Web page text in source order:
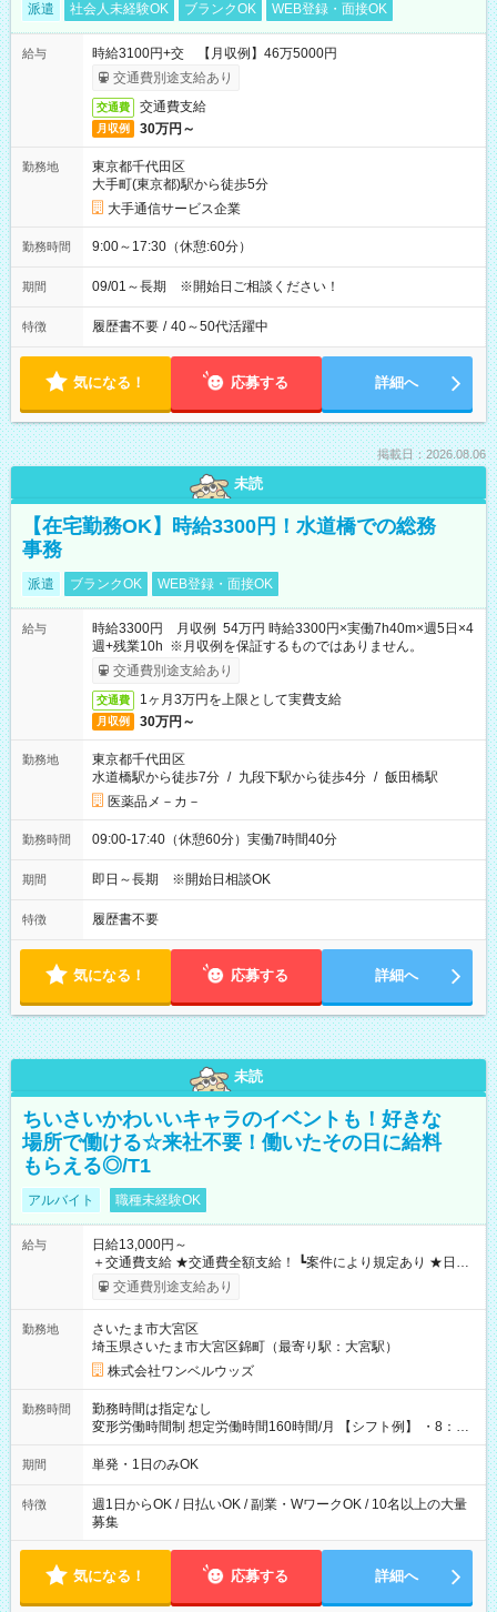
派遣 社会人未経験OK ブランクOK WEB登録・面接OK
給与
時給3100円+交 【月収例】46万5000円
交通費別途支給あり
交通費 交通費支給
月収例 30万円～
勤務地
東京都千代田区
大手町(東京都)駅から徒歩5分
大手通信サービス企業
勤務時間 9:00～17:30（休憩:60分）
期間 09/01～長期 ※開始日ご相談ください！
特徴 履歴書不要 / 40～50代活躍中
気になる！ 応募する 詳細へ
掲載日：2026.08.06
未読
【在宅勤務OK】時給3300円！水道橋での総務
事務
派遣 ブランクOK WEB登録・面接OK
給与
時給3300円 月収例 54万円 時給3300円×実働7h40m×週5日×4
週+残業10h ※月収例を保証するものではありません。
交通費別途支給あり
交通費 1ヶ月3万円を上限として実費支給
月収例 30万円～
勤務地
東京都千代田区
水道橋駅から徒歩7分 / 九段下駅から徒歩4分 / 飯田橋駅
医薬品メ－カ－
勤務時間 09:00-17:40（休憩60分）実働7時間40分
期間 即日～長期 ※開始日相談OK
特徴 履歴書不要
気になる！ 応募する 詳細へ
未読
ちいさいかわいいキャラのイベントも！好きな
場所で働ける☆来社不要！働いたその日に給料
もらえる◎/T1
アルバイト 職種未経験OK
給与
日給13,000円～
＋交通費支給 ★交通費全額支給！ ┗案件により規定あり ★日払
いOK！（規定あり） ┗働いたその日に現金GET♪ お仕事後はコ
ンビニATMから 日払い分を引き落とせます！ 【試用期間】試
交通費別途支給あり
勤務地
さいたま市大宮区
埼玉県さいたま市大宮区錦町（最寄り駅：大宮駅）
株式会社ワンベルウッズ
勤務時間
勤務時間は指定なし
変形労働時間制 想定労働時間160時間/月 【シフト例】 ・8：00
～21：00
期間 単発・1日のみOK
特徴
週1日からOK / 日払いOK / 副業・WワークOK / 10名以上の大量
募集
気になる！ 応募する 詳細へ